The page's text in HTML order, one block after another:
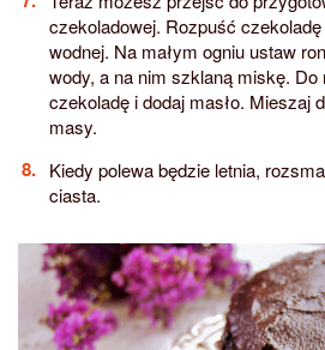
czekoladowej. Rozpuść
wodnej. Na małym ogniu ustaw
wody, a na nim szklaną miskę. Do
czekoladę i dodaj masło. Mieszaj
masy.
Kiedy polewa będzie letnia,
ciasta.